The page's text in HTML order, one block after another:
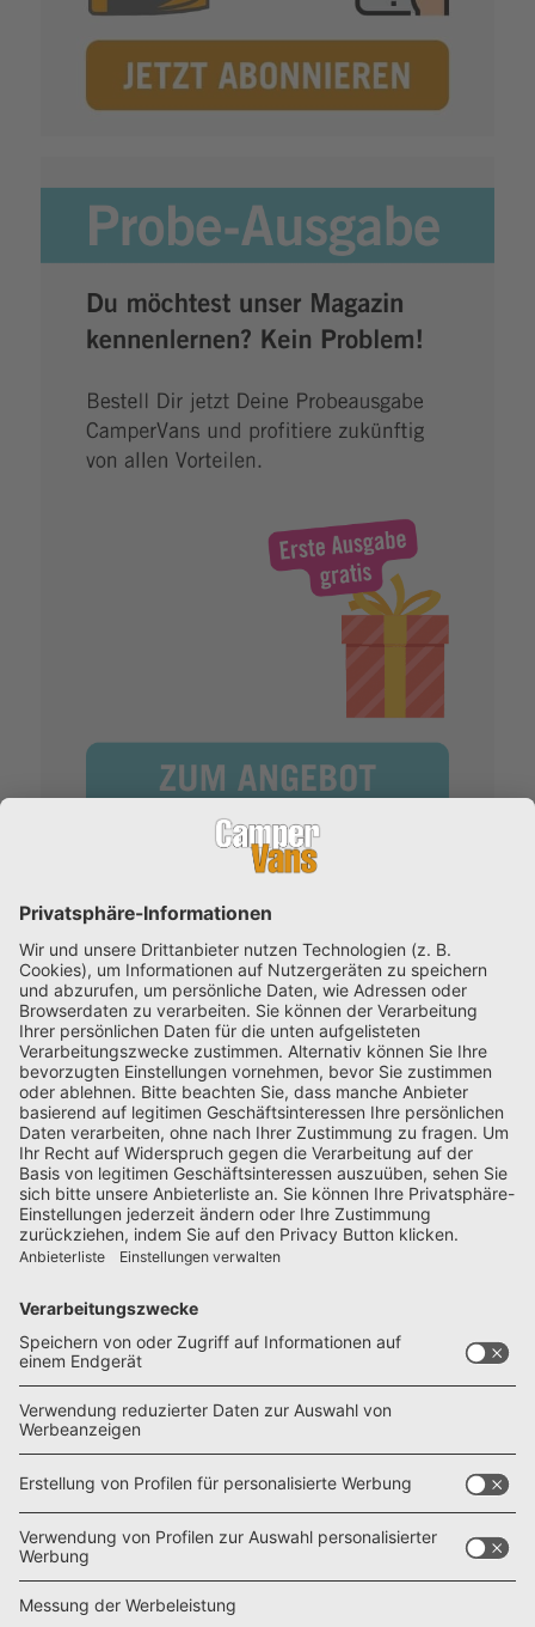
KUNDENSERVICE
Hast Du Fragen zu Deiner Bestellung oder haben sich
Deine Angaben durch Umzug etc. geändert? Kein
Problem, unser Support-Team hilft Dir gerne weiter:
M. campervans@zenit-presse.de
T.+49 (0)711 82651-261
F.+49 (0)711 82651-333
HOTLINE
Bei Fragen rund um das Thema Abo erreichst Du uns
unter:
T.+49 (0)711 82651-261
09:00 – 18:00 (Mo – Fr)